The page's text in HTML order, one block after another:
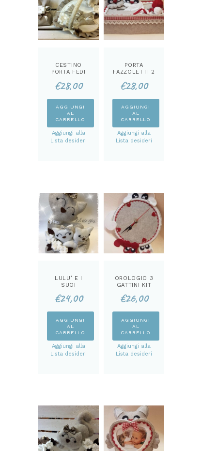
CESTINO
PORTA FEDI
€28,00
AGGIUNGI
AL
CARRELLO
Aggiungi alla
Lista desideri
PORTA
FAZZOLETTI 2
€28,00
AGGIUNGI
AL
CARRELLO
Aggiungi alla
Lista desideri
LULU’ E I
SUOI
€24,00
AGGIUNGI
AL
CARRELLO
Aggiungi alla
Lista desideri
OROLOGIO 3
GATTINI KIT
€26,00
AGGIUNGI
AL
CARRELLO
Aggiungi alla
Lista desideri